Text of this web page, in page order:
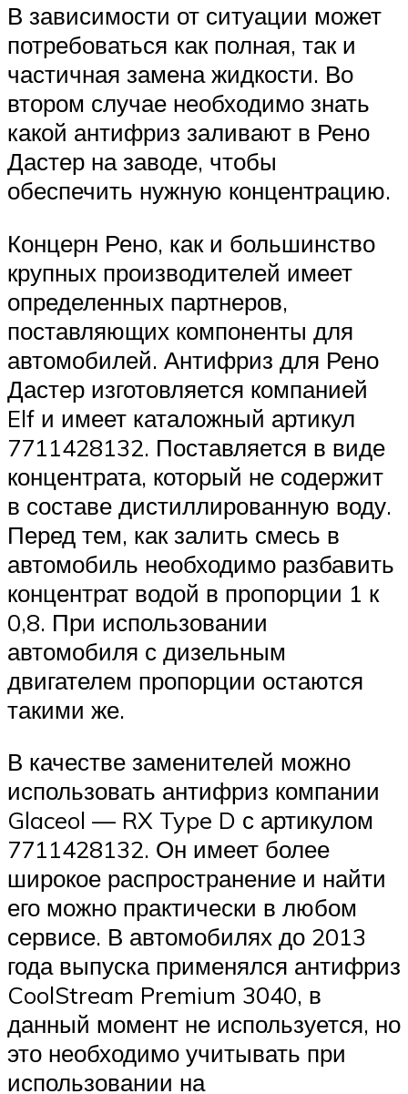
В зависимости от ситуации может
потребоваться как полная, так и
частичная замена жидкости. Во
втором случае необходимо знать
какой антифриз заливают в Рено
Дастер на заводе, чтобы
обеспечить нужную концентрацию.
Концерн Рено, как и большинство
крупных производителей имеет
определенных партнеров,
поставляющих компоненты для
автомобилей. Антифриз для Рено
Дастер изготовляется компанией
Elf и имеет каталожный артикул
7711428132. Поставляется в виде
концентрата, который не содержит
в составе дистиллированную воду.
Перед тем, как залить смесь в
автомобиль необходимо разбавить
концентрат водой в пропорции 1 к
0,8. При использовании
автомобиля с дизельным
двигателем пропорции остаются
такими же.
В качестве заменителей можно
использовать антифриз компании
Glaceol — RX Type D с артикулом
7711428132. Он имеет более
широкое распространение и найти
его можно практически в любом
сервисе. В автомобилях до 2013
года выпуска применялся антифриз
CoolStream Premium 3040, в
данный момент не используется, но
это необходимо учитывать при
использовании на